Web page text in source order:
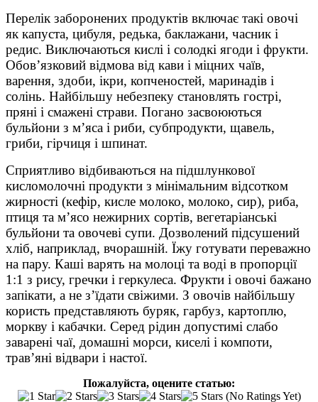
Перелік заборонених продуктів включає такі овочі
як капуста, цибуля, редька, баклажани, часник і
редис. Виключаються кислі і солодкі ягоди і фрукти.
Обов’язковий відмова від кави і міцних чаїв,
варення, здоби, ікри, копченостей, маринадів і
солінь. Найбільшу небезпеку становлять гострі,
пряні і смажені страви. Погано засвоюються
бульйони з м’яса і риби, субпродукти, щавель,
гриби, гірчиця і шпинат.
Сприятливо відбиваються на підшлункової
кисломолочні продукти з мінімальним відсотком
жирності (кефір, кисле молоко, молоко, сир), риба,
птиця та м’ясо нежирних сортів, вегетаріанські
бульйони та овочеві супи. Дозволений підсушений
хліб, наприклад, вчорашній. Їжу готувати переважно
на пару. Каші варять на молоці та воді в пропорції
1:1 з рису, гречки і геркулеса. Фрукти і овочі бажано
запікати, а не з’їдати свіжими. З овочів найбільшу
користь представляють буряк, гарбуз, картоплю,
моркву і кабачки. Серед рідин допустимі слабо
заварені чаї, домашні морси, киселі і компоти,
трав’яні відвари і настої.
Пожалуйста, оцените статью:
(No Ratings Yet)